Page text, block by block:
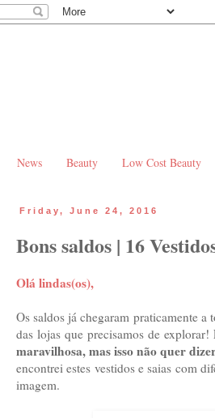
News Beauty Low Cost Beauty
Friday, June 24, 2016
Bons saldos | 16
Olá lindas(os),
Os saldos já chegaram praticamente
das lojas que precisamos de
maravilhosa, mas isso não quer
encontrei estes vestidos e saias com
imagem.